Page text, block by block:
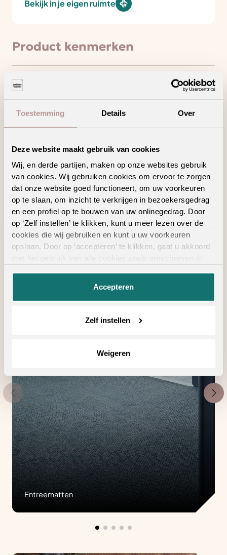
Toestemming Details Over
Deze website maakt gebruik van cookies
Wij, en derde partijen, maken op onze websites gebruik
van cookies. Wij gebruiken cookies om ervoor te zorgen
dat onze website goed functioneert, om uw voorkeuren
op te slaan, om inzicht te verkrijgen in bezoekersgedrag
en een profiel op te bouwen van uw onlinegedrag. Door
op ‘Zelf instellen’ te klikken, kunt u meer lezen over de
cookies die wij gebruiken en kunt u uw voorkeuren
opslaan. Door op ‘accepteren’ te klikken, gaat u akkoord
Accepteren
Zelf instellen
Weigeren
Bekijk in je eigen ruimte
Product kenmerken
Minder loopgeluid voor meer wooncomfort
Draagt bij aan een gezonder binnenklimaat
in hetzelfde decor
Geschikte
vloertoebehoren
Entreematten